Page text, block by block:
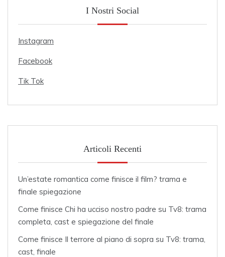
I Nostri Social
Instagram
Facebook
Tik Tok
Articoli Recenti
Un’estate romantica come finisce il film? trama e
finale spiegazione
Come finisce Chi ha ucciso nostro padre su Tv8: trama
completa, cast e spiegazione del finale
Come finisce Il terrore al piano di sopra su Tv8: trama,
cast, finale